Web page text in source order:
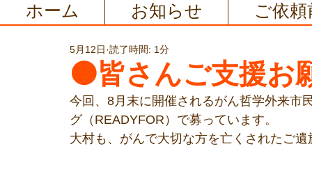
ホーム お知らせ ご依
🟠皆さんご支援お
5月12日 読了時間: 1分
今回、8月末に開催されるがん哲学外来市
グ（READYFOR）で募っています。
大村も、がんで大切な方を亡くされたご